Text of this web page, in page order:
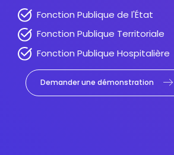
Fonction Publique de l'État
Fonction Publique Territoriale
Fonction Publique Hospitalière
Demander une démonstration